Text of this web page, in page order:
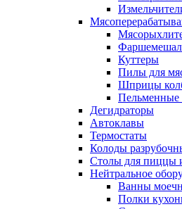
Куттеры
Пилы для
Шприцы
Пельменные
Дегидраторы
Автоклавы
Термостаты
Колоды
Столы для пиццы
Нейтральное
Ванны
Полки